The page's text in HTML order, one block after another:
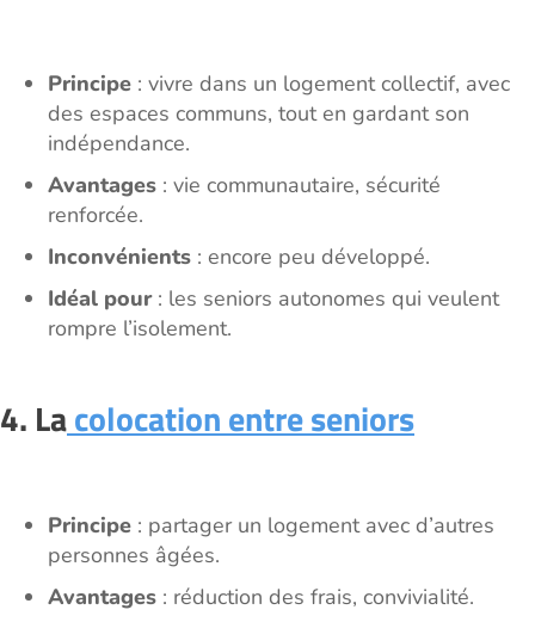
Principe : vivre dans un logement collectif, avec
des espaces communs, tout en gardant son
indépendance.
Avantages : vie communautaire, sécurité
renforcée.
Inconvénients : encore peu développé.
Idéal pour: les seniors autonomes qui veulent
rompre l’isolement.
4. Lacolocation entre seniors
Principe : partager un logement avec d’autres
personnes âgées.
Avantages : réduction des frais, convivialité.